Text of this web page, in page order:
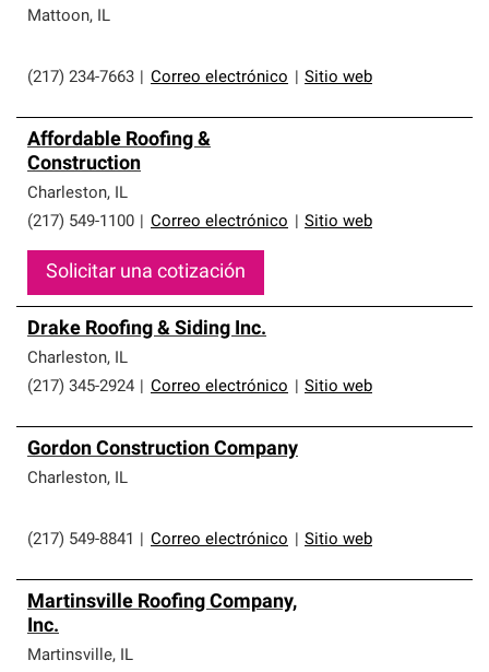
de profesionalismo y confiabilidad.
Mattoon, IL
(217) 234-7663 Correo electrónico Sitio web
Affordable Roofing &
Construction
Charleston, IL
(217) 549-1100
Correo electrónico Sitio web
Solicitar una cotización
Drake Roofing & Siding Inc.
Charleston, IL
(217) 345-2924
Correo electrónico Sitio web
Gordon Construction Company
Charleston, IL
(217) 549-8841 Correo electrónico Sitio web
Martinsville Roofing Company,
Inc.
Martinsville, IL